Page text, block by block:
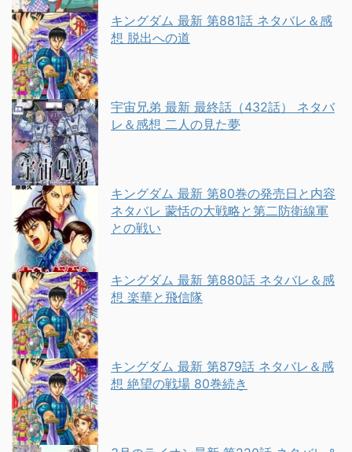
キングダム 最新 第881話 ネタバレ＆感
想 脱出への道
宇宙兄弟 最新 最終話（432話） ネタバ
レ＆感想 二人の見た夢
キングダム 最新 第80巻の発売日と内容
ネタバレ 蒙恬の大戦略と第二防衛線軍
との戦い
キングダム 最新 第880話 ネタバレ＆感
想 楽華と飛信隊
キングダム 最新 第879話 ネタバレ＆感
想 絶望の戦場 80巻続き